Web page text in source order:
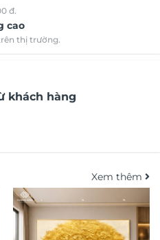
đ.
cao
thị trường.
khách hàng
Xem thêm